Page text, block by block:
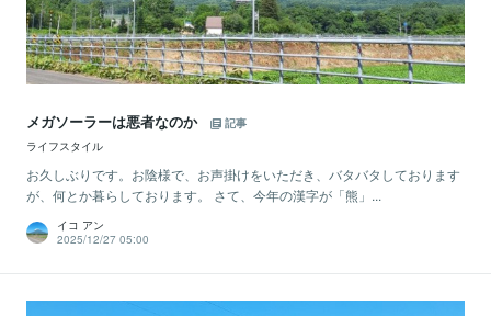
メガソーラーは悪者なのか
記事
ライフスタイル
お久しぶりです。お陰様で、お声掛けをいただき、バタバタしております
が、何とか暮らしております。 さて、今年の漢字が「熊」...
イコ アン
2025/12/27 05:00